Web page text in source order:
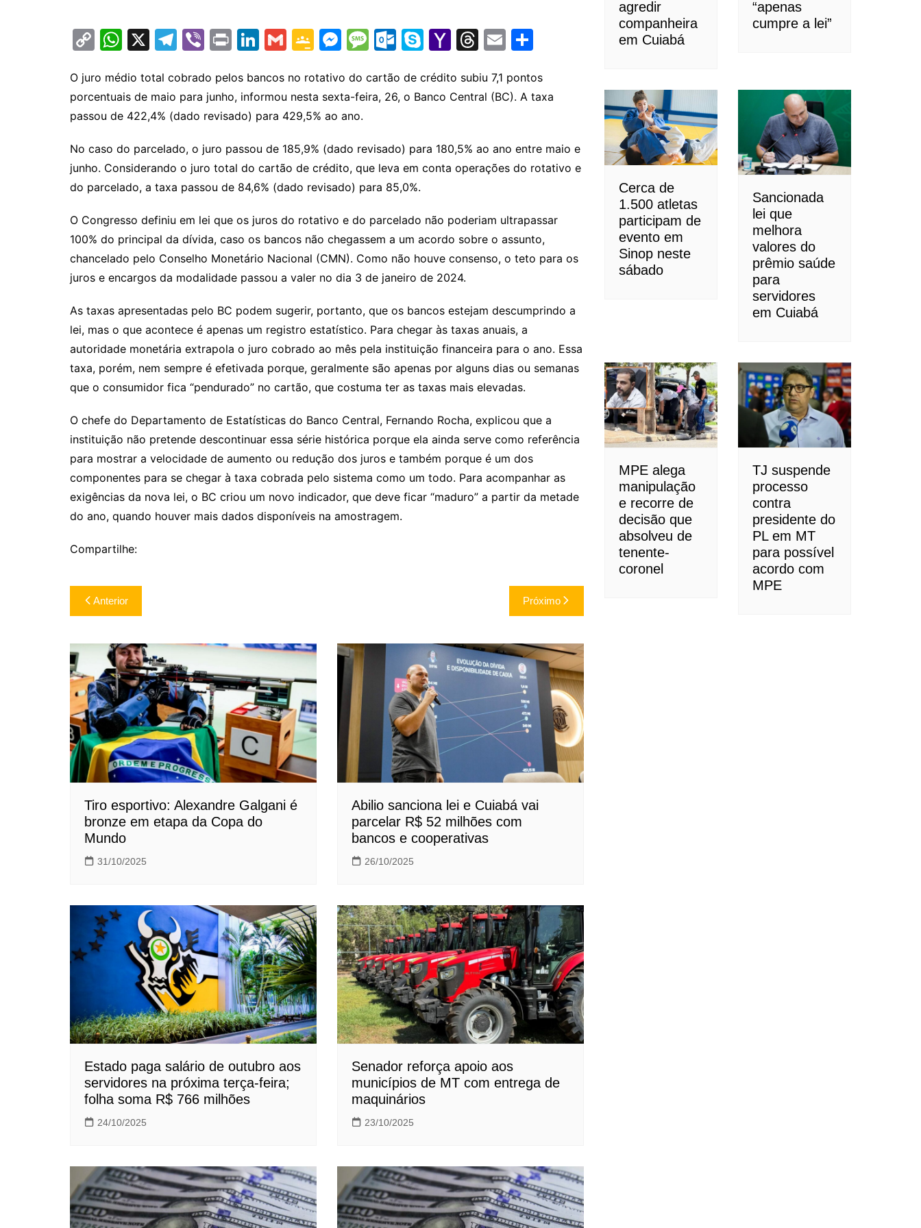
C
p
y
Li
n
k
W
at
s
A
p
p
X
T
e
gr
a
m
Vi
er
Pr
t
Li
k
e
dI
n
G
ai
l
G
o
gl
e
Cl
a
s
sr
o
o
m
M
s
s
e
n
g
er
M
s
s
g
e
O
lo
o
c
o
m
S
y
p
Y
h
o
M
ai
T
e
a
s
E
ai
l
ar
e
O juro médio total cobrado pelos bancos no rotativo do cartão de crédito subiu 7,1 pontos
porcentuais de maio para junho, informou nesta sexta-feira, 26, o Banco Central (BC). A taxa
passou de 422,4% (dado revisado) para 429,5% ao ano.
No caso do parcelado, o juro passou de 185,9% (dado revisado) para 180,5% ao ano entre maio e
junho. Considerando o juro total do cartão de crédito, que leva em conta operações do rotativo e
do parcelado, a taxa passou de 84,6% (dado revisado) para 85,0%.
O Congresso definiu em lei que os juros do rotativo e do parcelado não poderiam ultrapassar
100% do principal da dívida, caso os bancos não chegassem a um acordo sobre o assunto,
chancelado pelo Conselho Monetário Nacional (CMN). Como não houve consenso, o teto para os
juros e encargos da modalidade passou a valer no dia 3 de janeiro de 2024.
As taxas apresentadas pelo BC podem sugerir, portanto, que os bancos estejam descumprindo a
lei, mas o que acontece é apenas um registro estatístico. Para chegar às taxas anuais, a
autoridade monetária extrapola o juro cobrado ao mês pela instituição financeira para o ano. Essa
taxa, porém, nem sempre é efetivada porque, geralmente são apenas por alguns dias ou semanas
que o consumidor fica “pendurado” no cartão, que costuma ter as taxas mais elevadas.
O chefe do Departamento de Estatísticas do Banco Central, Fernando Rocha, explicou que a
instituição não pretende descontinuar essa série histórica porque ela ainda serve como referência
para mostrar a velocidade de aumento ou redução dos juros e também porque é um dos
componentes para se chegar à taxa cobrada pelo sistema como um todo. Para acompanhar as
exigências da nova lei, o BC criou um novo indicador, que deve ficar “maduro” a partir da metade
do ano, quando houver mais dados disponíveis na amostragem.
Compartilhe:
Navegação
de
Post
Anterior Próximo
Tiro esportivo: Alexandre Galgani é
bronze em etapa da Copa do
Mundo
31/10/2025
Abilio sanciona lei e Cuiabá vai
parcelar R$ 52 milhões com
bancos e cooperativas
26/10/2025
Estado paga salário de outubro aos
servidores na próxima terça-feira;
folha soma R$ 766 milhões
24/10/2025
Senador reforça apoio aos
municípios de MT com entrega de
maquinários
23/10/2025
agredir
companheira
em Cuiabá
“apenas
cumpre a lei”
Cerca de
1.500 atletas
participam de
evento em
Sinop neste
sábado
Sancionada
lei que
melhora
valores do
prêmio saúde
para
servidores
em Cuiabá
MPE alega
manipulação
e recorre de
decisão que
absolveu de
tenente-
coronel
TJ suspende
processo
contra
presidente do
PL em MT
para possível
acordo com
MPE